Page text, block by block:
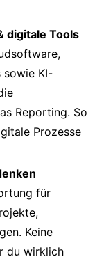
digitale Tools
sowie KI-
Reporting. So
Prozesse
für
Keine
du wirklich